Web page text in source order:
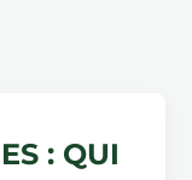
: QUI